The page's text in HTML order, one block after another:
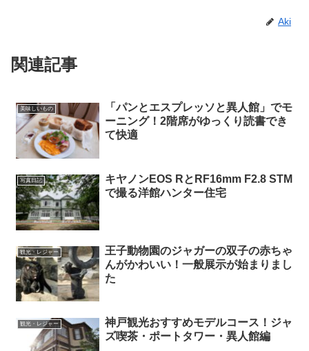
Aki
関連記事
美味しいもの
「パンとエスプレッソと異人館」でモ
ーニング！2階席がゆっくり読書でき
て快適
写真日記
キヤノンEOS RとRF16mm F2.8 STM
で撮る洋館ハンター住宅
観光・レジャー
王子動物園のジャガーの双子の赤ちゃ
んがかわいい！一般展示が始まりまし
た
観光・レジャー
神戸観光おすすめモデルコース！ジャ
ズ喫茶・ポートタワー・異人館編